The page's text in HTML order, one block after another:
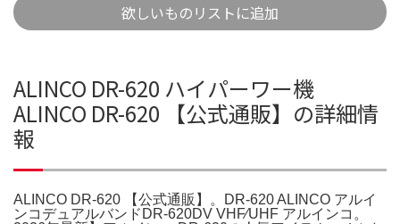
欲しいものリストに追加
ALINCO DR-620 ハイパーワー機
ALINCO DR-620 【公式通販】の詳細情
報
ALINCO DR-620 【公式通販】。DR-620 ALINCO アルイ
ンコデュアルバンドDR-620DV VHF⁄UHF アルインコ。